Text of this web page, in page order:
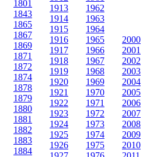
1801
1843
1865
1867
1869
1871
1872
1874
1878
1879
1880
1881
1882
1883
1884
1913
1914
1915
1916
1917
1918
1919
1920
1921
1922
1923
1924
1925
1926
1962
1963
1964
1965
1966
1967
1968
1969
1970
1971
1972
1973
1974
1975
2000
2001
2002
2003
2004
2005
2006
2007
2008
2009
2010